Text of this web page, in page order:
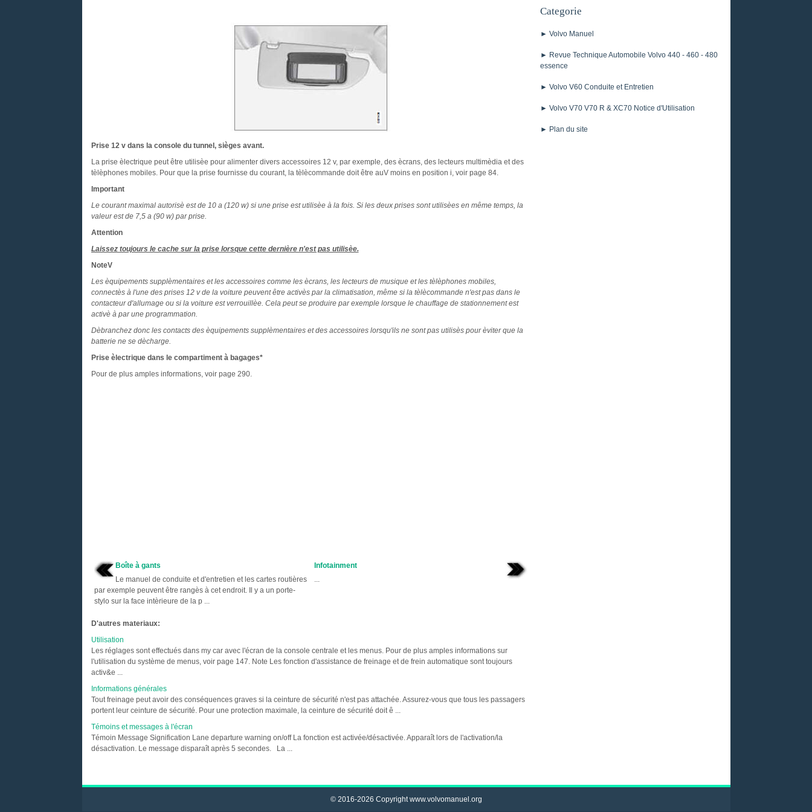
Prise 12 v dans la console du tunnel, sièges avant.
La prise èlectrique peut être utilisèe pour alimenter divers accessoires 12 v, par exemple, des ècrans, des lecteurs multimèdia et des
tèlèphones mobiles. Pour que la prise fournisse du courant, la tèlècommande doit être auV moins en position i, voir page 84.
Important
Le courant maximal autorisè est de 10 a (120 w) si une prise est utilisèe à la fois. Si les deux prises sont utilisèes en même temps, la
valeur est de 7,5 a (90 w) par prise.
Attention
Laissez toujours le cache sur la prise lorsque cette dernière n'est pas utilisèe.
NoteV
Les èquipements supplèmentaires et les accessoires comme les ècrans, les lecteurs de musique et les tèlèphones mobiles,
connectès à l'une des prises 12 v de la voiture peuvent être activès par la climatisation, même si la tèlècommande n'est pas dans le
contacteur d'allumage ou si la voiture est verrouillèe. Cela peut se produire par exemple lorsque le chauffage de stationnement est
activè à par une programmation.
Dèbranchez donc les contacts des èquipements supplèmentaires et des accessoires lorsqu'ils ne sont pas utilisès pour èviter que la
batterie ne se dècharge.
Prise èlectrique dans le compartiment à bagages*
Pour de plus amples informations, voir page 290.
Boîte à gants
Le manuel de conduite et d'entretien et les cartes routières
par exemple peuvent être rangès à cet endroit. Il y a un porte-
stylo sur la face intèrieure de la p ...
Infotainment
...
D'autres materiaux:
Utilisation
Les réglages sont effectués dans my car avec l'écran de la console centrale et les menus. Pour de plus amples informations sur
l'utilisation du système de menus, voir page 147. Note Les fonction d'assistance de freinage et de frein automatique sont toujours
activ&e ...
Informations générales
Tout freinage peut avoir des conséquences graves si la ceinture de sécurité n'est pas attachée. Assurez-vous que tous les passagers
portent leur ceinture de sécurité. Pour une protection maximale, la ceinture de sécurité doit ê ...
Témoins et messages à l'écran
Témoin Message Signification Lane departure warning on/off La fonction est activée/désactivée. Apparaît lors de l'activation/la
désactivation. Le message disparaît après 5 secondes. La ...
Categorie
► Volvo Manuel
► Revue Technique Automobile Volvo 440 - 460 - 480
essence
► Volvo V60 Conduite et Entretien
► Volvo V70 V70 R & XC70 Notice d'Utilisation
► Plan du site
© 2016-2026 Copyright www.volvomanuel.org